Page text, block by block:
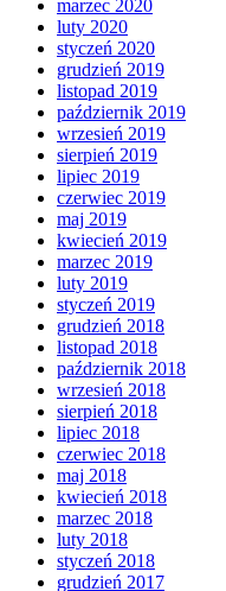
marzec 2020
luty 2020
styczeń 2020
grudzień 2019
listopad 2019
październik 2019
wrzesień 2019
sierpień 2019
lipiec 2019
czerwiec 2019
maj 2019
kwiecień 2019
marzec 2019
luty 2019
styczeń 2019
grudzień 2018
listopad 2018
październik 2018
wrzesień 2018
sierpień 2018
lipiec 2018
czerwiec 2018
maj 2018
kwiecień 2018
marzec 2018
luty 2018
styczeń 2018
grudzień 2017